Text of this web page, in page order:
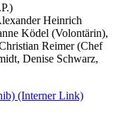
Heinrich
Ködel (Volontärin),
Reimer (Chef
Denise Schwarz,
(Interner Link)